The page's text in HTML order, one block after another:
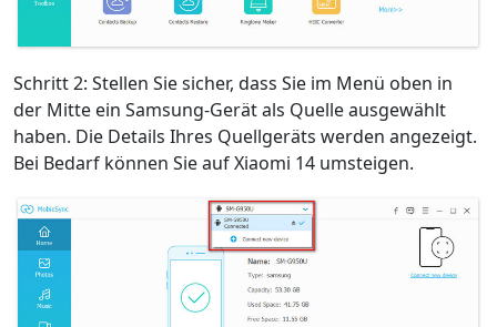
Schritt 2: Stellen Sie sicher, dass Sie im Menü oben in
der Mitte ein Samsung-Gerät als Quelle ausgewählt
haben. Die Details Ihres Quellgeräts werden angezeigt.
Bei Bedarf können Sie auf Xiaomi 14 umsteigen.